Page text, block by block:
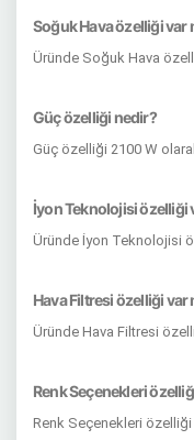
Soğuk Hava özelliği var
Üründe Soğuk Hava
Güç özelliği nedir?
Güç özelliği 2100 W
İyon Teknolojisi özelliği
Üründe İyon Teknolojisi
Hava Filtresi özelliği var
Üründe Hava Filtresi
Renk Seçenekleri
Renk Seçenekleri